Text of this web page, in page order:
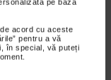
pe baza
acord cu aceste
pentru a vă
în special, vă puteți